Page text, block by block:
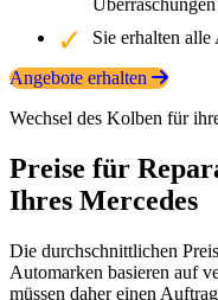
Sie erhalten
Angebote erhalten
Wechsel des Kolben für
Preise für
Ihres Mercedes
Die durchschnittlichen
Automarken basieren auf
müssen daher einen